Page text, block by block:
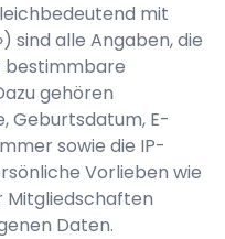
mit
sind alle Angaben, die
bestimmbare
gehören
Geburtsdatum, E-
sowie die IP-
Vorlieben wie
Mitgliedschaften
Daten.